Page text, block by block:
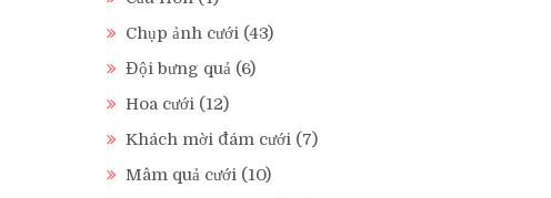
Chụp ảnh cưới (43)
Đội bưng quả (6)
Hoa cưới (12)
Khách mời đám cưới (7)
Mâm quả cưới (10)